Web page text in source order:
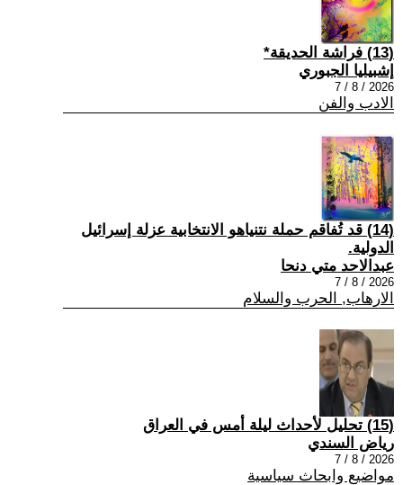
(13) فراشة الحديقة*
إشبيليا الجبوري
2026 / 8 / 7
الادب والفن
(14) قد تُفاقم حملة نتنياهو الانتخابية عزلة إسرائيل
الدولية.
عبدالاحد متي دنحا
2026 / 8 / 7
الارهاب, الحرب والسلام
(15) تحليل لأحداث ليلة أمس في العراق
رياض السندي
2026 / 8 / 7
مواضيع وابحاث سياسية